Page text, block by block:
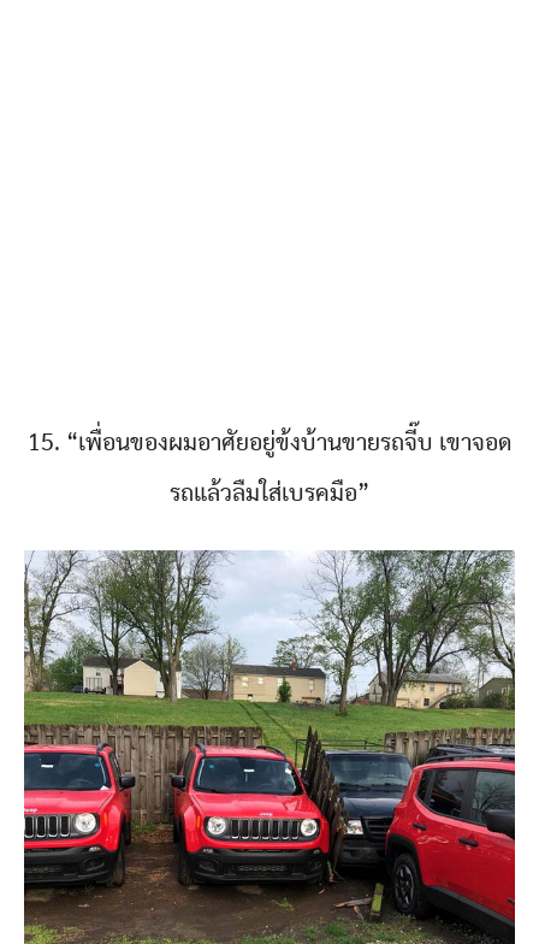
15. “เพื่อนของผมอาศัยอยู่ข้งบ้านขายรถจี๊บ เขาจอด
รถแล้วลืมใส่เบรคมือ”